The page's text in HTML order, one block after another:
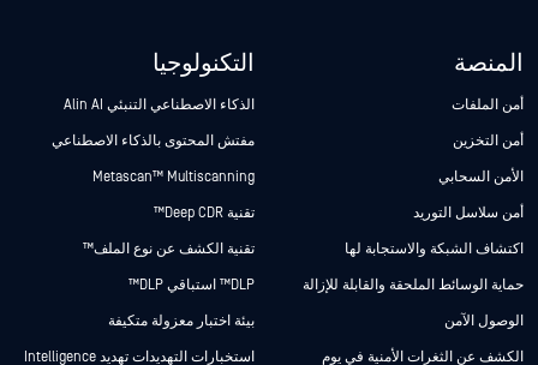
المنصة
أمن الملفات
أمن التخزين
الأمن السحابي
أمن سلاسل التوريد
اكتشاف الشبكة والاستجابة لها
حماية الوسائط الملحقة والقابلة للإزالة
الوصول الآمن
الكشف عن الثغرات الأمنية في يوم
التكنولوجيا
الذكاء الاصطناعي التنبئي Alin AI
مفتش المحتوى بالذكاء الاصطناعي
Metascan™ Multiscanning
تقنية Deep CDR™
تقنية الكشف عن نوع الملف™
DLP™ استباقي DLP™
بيئة اختبار معزولة متكيفة
استخبارات التهديدات تهديد Intelligence